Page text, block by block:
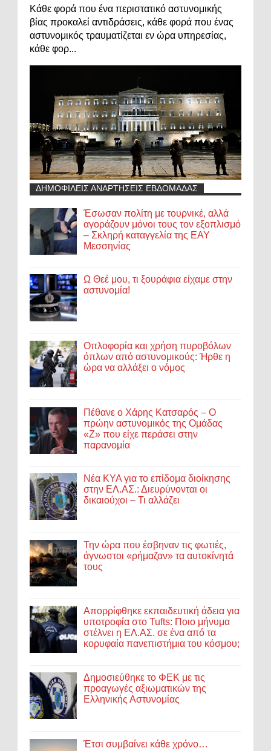
Κάθε φορά που ένα περιστατικό αστυνομικής
βίας προκαλεί αντιδράσεις, κάθε φορά που ένας
αστυνομικός τραυματίζεται εν ώρα υπηρεσίας,
κάθε φορ...
ΔΗΜΟΦΙΛΕΙΣ ΑΝΑΡΤΗΣΕΙΣ ΕΒΔΟΜΑΔΑΣ
Έσωσαν πολίτη με τουρνικέ, αλλά
αγοράζουν μόνοι τους τον εξοπλισμό
– Σκληρή καταγγελία της ΕΑΥ
Μεσσηνίας
Ω Θεέ μου, τι ξουράφια είχαμε στην
αστυνομία!
Οπλοφορία και χρήση πυροβόλων
όπλων από αστυνομικούς: Ήρθε η
ώρα να αλλάξει ο νόμος
Πέθανε ο Χάρης Κατσαρός – Ο
πρώην αστυνομικός της Ομάδας
«Ζ» που είχε περάσει στην
παρανομία
Νέα ΚΥΑ για το επίδομα διοίκησης
στην ΕΛ.ΑΣ.: Διευρύνονται οι
δικαιούχοι – Τι αλλάζει
Την ώρα που έσβηναν τις φωτιές,
άγνωστοι «ρήμαζαν» τα αυτοκίνητά
τους
Απορρίφθηκε εκπαιδευτική άδεια για
υποτροφία στο Tufts: Ποιο μήνυμα
στέλνει η ΕΛ.ΑΣ. σε ένα από τα
κορυφαία πανεπιστήμια του κόσμου;
Δημοσιεύθηκε το ΦΕΚ με τις
προαγωγές αξιωματικών της
Ελληνικής Αστυνομίας
Έτσι συμβαίνει κάθε χρόνο…